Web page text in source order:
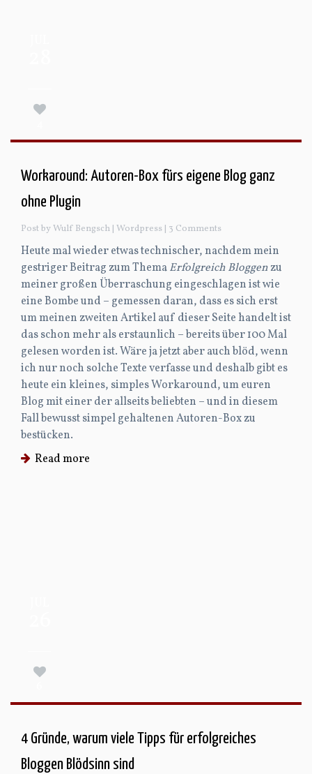
Workaround: Autoren-Box fürs eigene Blog ganz
ohne Plugin
Post by Wulf Bengsch | Wordpress | 3 Comments
Heute mal wieder etwas technischer, nachdem mein
gestriger Beitrag zum ThemaErfolgreich Bloggenzu
meiner großen Überraschung eingeschlagen ist wie
eine Bombe und – gemessen daran, dass es sich erst
um meinen zweiten Artikel auf dieser Seite handelt ist
das schon mehr als erstaunlich – bereits über 100 Mal
gelesen worden ist. Wäre ja jetzt aber auch blöd, wenn
ich nur noch solche Texte verfasse und deshalb gibt es
heute ein kleines, simples Workaround, um euren
Blog mit einer der allseits beliebten – und in diesem
Fall bewusst simpel gehaltenen Autoren-Box zu
bestücken.
Read more
4 Gründe, warum viele Tipps für erfolgreiches
Bloggen Blödsinn sind